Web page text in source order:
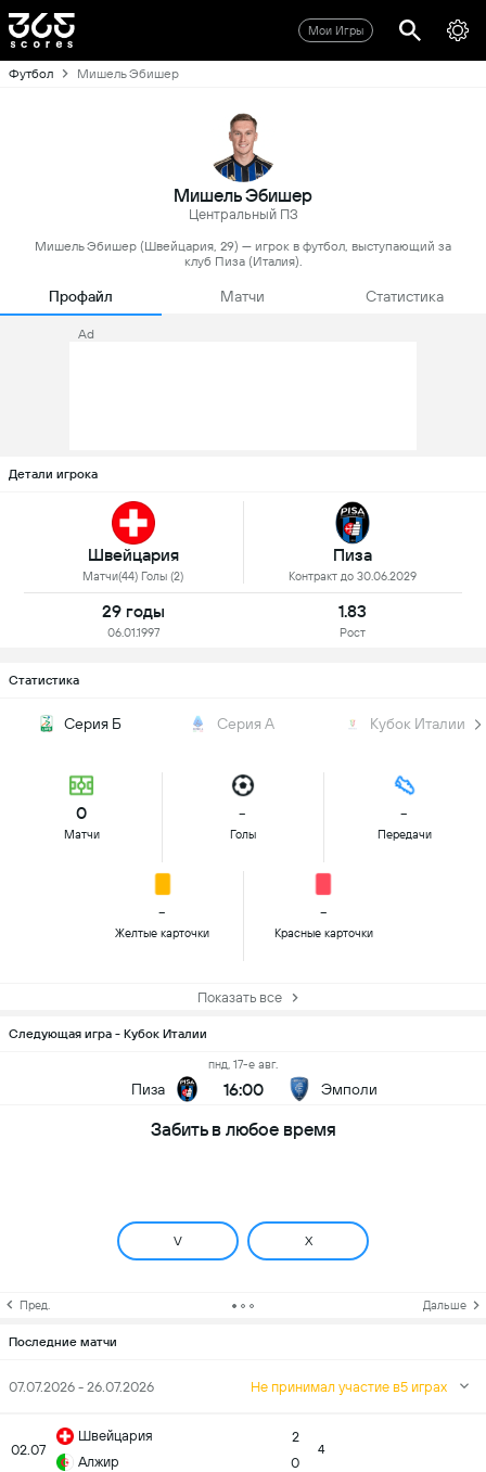
Мои Игры
Футбол Мишель Эбишер
Мишель Эбишер
Центральный ПЗ
Мишель Эбишер (Швейцария, 29) — игрок в футбол, выступающий за
клуб Пиза (Италия).
Профайл Матчи Статистика
Ad
Детали игрока
Швейцария
Матчи(44) Голы (2)
Пиза
Контракт до 30.06.2029
29 годы
06.01.1997
1.83
Рост
Статистика
Серия Б Серия А Кубок Италии
0
Матчи
-
Голы
-
Передачи
-
Желтые карточки
-
Красные карточки
Показать все
Следующая игра - Кубок Италии
Пиза
пнд, 17-е авг.
16:00 Эмполи
Забить в любое время
V X
Пред. Дальше
Последние матчи
07.07.2026 - 26.07.2026 Не принимал участие в5 играх
02.07
Швейцария
Алжир
2
0
4